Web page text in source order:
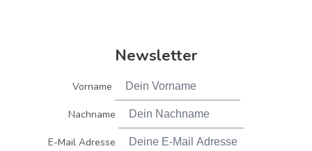
Newsletter
Vorname
Nachname
E-Mail Adresse